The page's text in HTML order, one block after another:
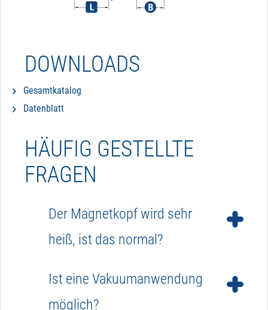
DOWNLOADS
Gesamtkatalog
Datenblatt
HÄUFIG GESTELLTE
FRAGEN
Der Magnetkopf wird sehr
heiß, ist das normal?
heiß werden. Die Magnetköpfe sind darauf
ausgelegt, es besteht somit keine Gefahr.
Ist eine Vakuumanwendung
möglich?